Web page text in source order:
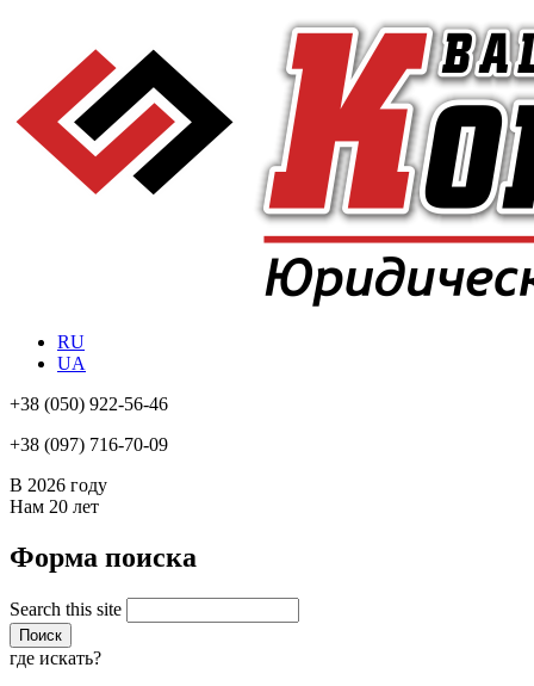
RU
UA
+38 (050) 922-56-46
+38 (097) 716-70-09
В 2026 году
Нам 20 лет
Форма поиска
Search this site
где искать?